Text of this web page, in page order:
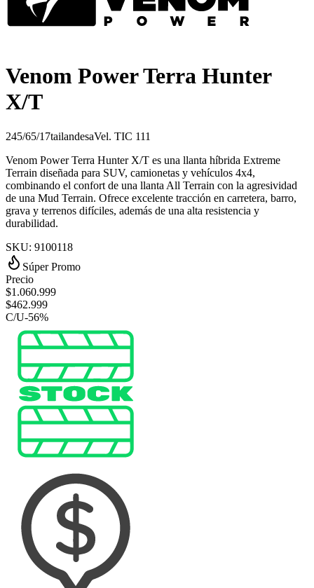
Venom Power Terra Hunter
X/T
245/65/17tailandesaVel. TIC 111
Venom Power Terra Hunter X/T es una llanta híbrida Extreme
Terrain diseñada para SUV, camionetas y vehículos 4x4,
combinando el confort de una llanta All Terrain con la agresividad
de una Mud Terrain. Ofrece excelente tracción en carretera, barro,
grava y terrenos difíciles, además de una alta resistencia y
durabilidad.
SKU: 9100118
Súper Promo
Precio
$1.060.999
$462.999
C/U-56%